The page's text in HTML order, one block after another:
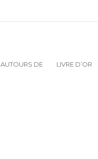
AUTOURS DE LIVRE D’OR